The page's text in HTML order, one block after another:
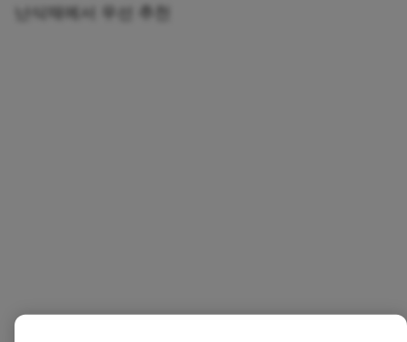
난삭재에서 우선 추천